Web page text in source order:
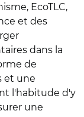
EcoTLC,
et des
dans la
de
et une
l'habitude d'y
une